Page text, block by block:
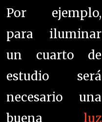
Por ejemplo,
para iluminar
un cuarto de
estudio será
necesario una
buena luz